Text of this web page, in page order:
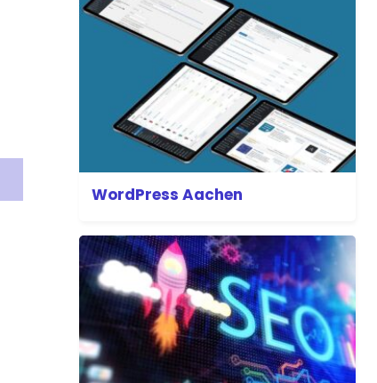
WordPress Aachen